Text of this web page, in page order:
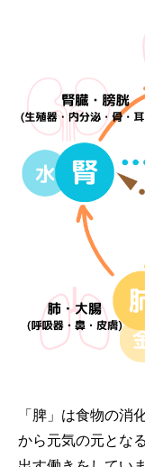
「脾」は食物の消
から元気の元とな